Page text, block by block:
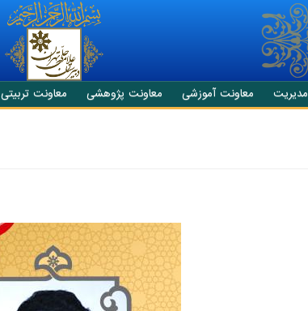
مدیریت معاونت آموزشی معاونت پژوهشی معاونت تربیتی